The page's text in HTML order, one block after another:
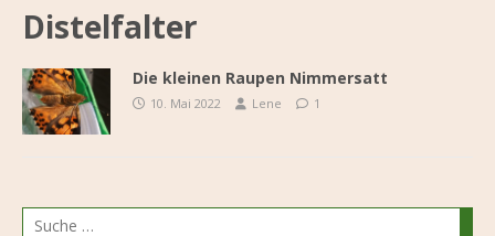
Distelfalter
Die kleinen Raupen Nimmersatt
10. Mai 2022 Lene 1